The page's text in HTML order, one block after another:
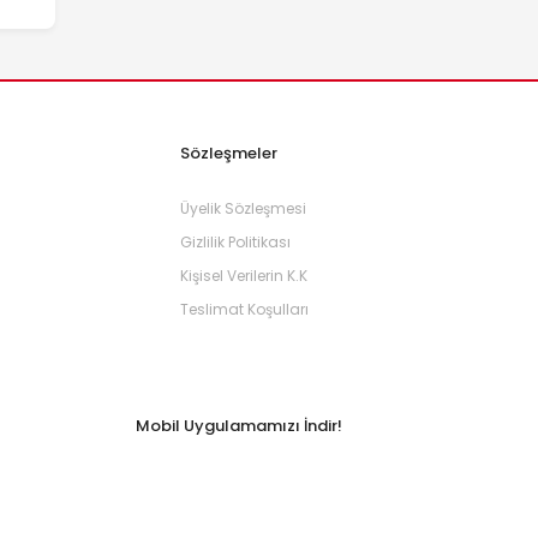
Sözleşmeler
Üyelik Sözleşmesi
Gizlilik Politikası
Kişisel Verilerin K.K
Teslimat Koşulları
Mobil Uygulamamızı İndir!